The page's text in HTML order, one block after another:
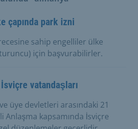
çapında park izni
sahip engelliler ülke
için başvurabilirler.
vatandaşları
üye devletleri arasındaki 21
Anlaşma kapsamında İsviçre